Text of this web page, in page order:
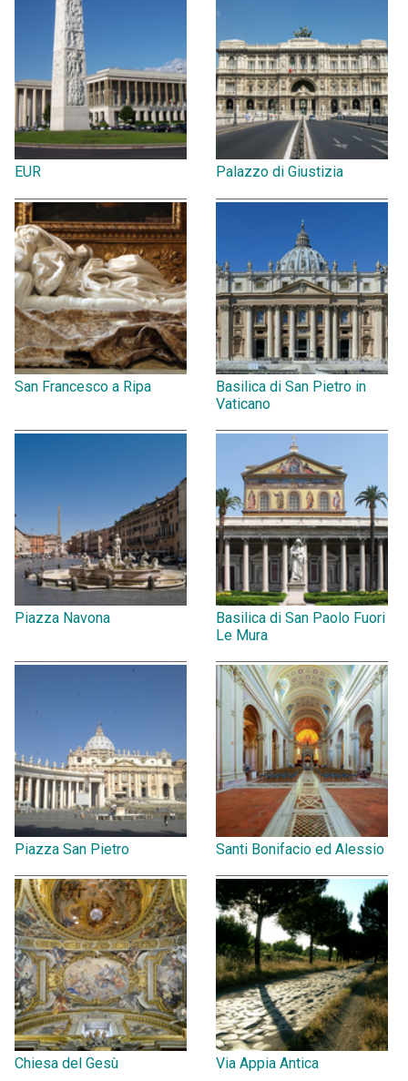
EUR Palazzo di Giustizia
San Francesco a Ripa
Basilica di San Pietro in
Vaticano
Piazza Navona
Basilica di San Paolo Fuori
Le Mura
Piazza San Pietro Santi Bonifacio ed Alessio
Chiesa del Gesù Via Appia Antica